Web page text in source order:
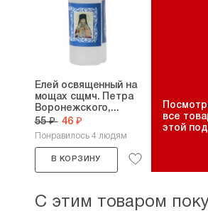
Елей освященный на
мощах сщмч. Петра
Воронежского,...
55 ₽ 46 ₽
Понравилось 4 людям
В КОРЗИНУ
все
этой
С этим товаром